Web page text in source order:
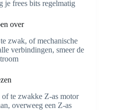
je frees bits regelmatig
over
zwak, of mechanische
verbindingen, smeer de
te zwakke Z-as motor
overweeg een Z-as